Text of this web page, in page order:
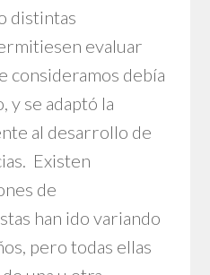
distintas
evaluar
consideramos debía
y se adaptó la
al desarrollo de
Existen
de
han ido variando
pero todas ellas